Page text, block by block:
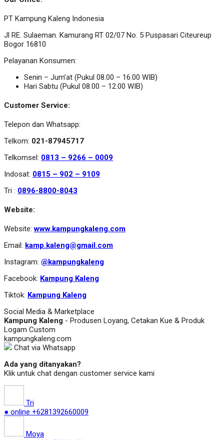
PT Kampung Kaleng Indonesia
Jl RE. Sulaeman. Kamurang RT 02/07 No. 5 Puspasari Citeureup
Bogor 16810
Pelayanan Konsumen:
Senin – Jum’at (Pukul 08.00 – 16.00 WIB)
Hari Sabtu (Pukul 08.00 – 12.00 WIB)
Customer Service:
Telepon dan Whatsapp:
Telkom: 021-87945717
Telkomsel: 0813 – 9266 – 0009
Indosat: 0815 – 902 – 9109
Tri : 0896-8800-8043
Website:
Website:www.kampungkaleng.com
Email: kamp.kaleng@gmail.com
Instagram: @kampungkaleng
Facebook: Kampung Kaleng
Tiktok: Kampung Kaleng
Social Media & Marketplace
Kampung Kaleng - Produsen Loyang, Cetakan Kue & Produk
Logam Custom
kampungkaleng.com
Chat via Whatsapp
Ada yang ditanyakan?
Klik untuk chat dengan customer service kami
Tri
● online +6281392660009
Moya